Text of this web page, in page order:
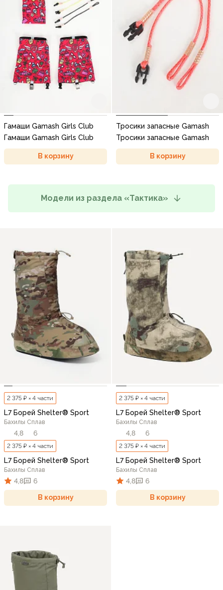
Гамаши Gamash Girls Club
Гамаши Gamash Girls Club
В корзину
Тросики запасные Gamash
Тросики запасные Gamash
В корзину
Модели из раздела «Тактика»
2 375 ₽ × 4 части
L7 Борей Shelter® Sport
Бахилы Сплав
4,8 6
2 375 ₽ × 4 части
L7 Борей Shelter® Sport
Бахилы Сплав
4,8 6
В корзину
2 375 ₽ × 4 части
L7 Борей Shelter® Sport
Бахилы Сплав
4,8 6
2 375 ₽ × 4 части
L7 Борей Shelter® Sport
Бахилы Сплав
4,8 6
В корзину